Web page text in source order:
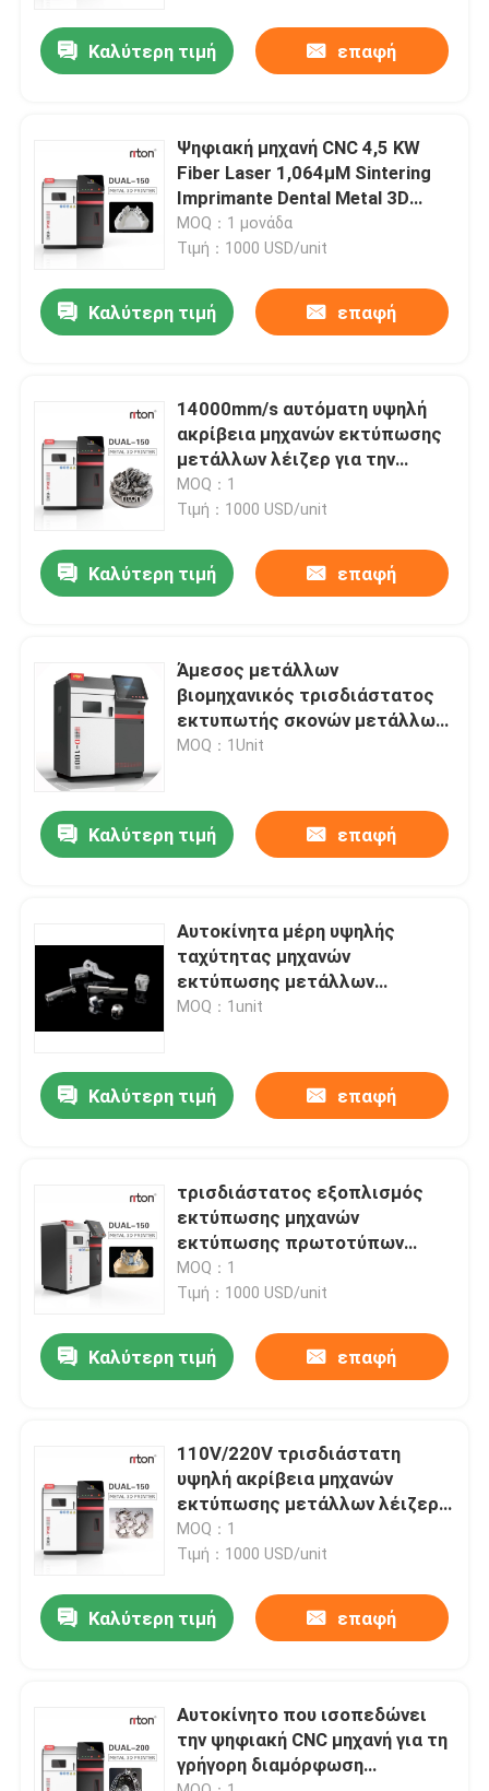
Προϊόντα
Σχετικά με εμάς
Γύρος εργοστασίων
επαφή
Όλες οι περιπτώσεις
Τρισδιάστατος εκτυπωτής μετάλλων λέιζερ
Οδοντικός τρισδιάστατος εκτυπωτής μετάλλων
Καλύτερη τιμή επαφή
Ψηφιακή μηχανή CNC 4,5 KW
Fiber Laser 1,064μM Sintering
Imprimante Dental Metal 3D
Printer Melting CoCr Titanium
MOQ：1 μονάδα
Τιμή：1000 USD/unit
Καλύτερη τιμή επαφή
14000mm/s αυτόματη υψηλή
ακρίβεια μηχανών εκτύπωσης
μετάλλων λέιζερ για την
τρισδιάστατη εκτύπωση
πρωτοτύπων
MOQ：1
Τιμή：1000 USD/unit
Καλύτερη τιμή επαφή
Άμεσος μετάλλων
βιομηχανικός τρισδιάστατος
εκτυπωτής σκονών μετάλλων
Cocr μηχανών λέιζερ
MOQ：1Unit
Καλύτερη τιμή επαφή
Αυτοκίνητα μέρη υψηλής
ταχύτητας μηχανών
εκτύπωσης μετάλλων
τρισδιάστατα 14000mm/S
MOQ：1unit
Καλύτερη τιμή επαφή
τρισδιάστατος εξοπλισμός
εκτύπωσης μηχανών
εκτύπωσης πρωτοτύπων
μετάλλων λέιζερ 110V 220V
MOQ：1
Τιμή：1000 USD/unit
Καλύτερη τιμή επαφή
110V/220V τρισδιάστατη
υψηλή ακρίβεια μηχανών
εκτύπωσης μετάλλων λέιζερ
για την εκτύπωση
πρωτοτύπων
MOQ：1
Τιμή：1000 USD/unit
Καλύτερη τιμή επαφή
Αυτοκίνητο που ισοπεδώνει
την ψηφιακή CNC μηχανή για τη
γρήγορη διαμόρφωση